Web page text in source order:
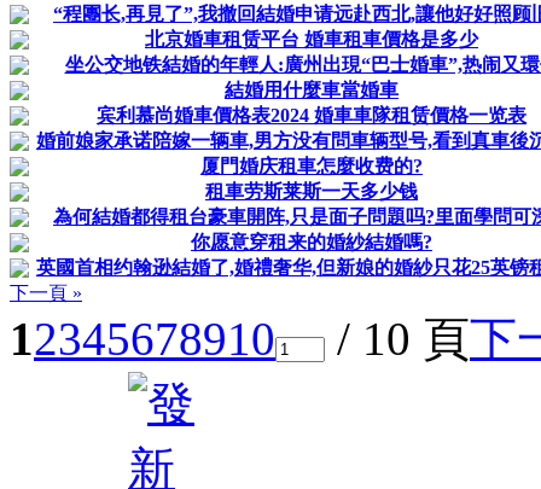
“程團长,再見了”,我撤回結婚申请远赴西北,讓他好好照顾
北京婚車租赁平台 婚車租車價格是多少
坐公交地铁結婚的年輕人:廣州出現“巴士婚車”,热闹又
結婚用什麼車當婚車
宾利慕尚婚車價格表2024 婚車車隊租赁價格一览表
婚前娘家承诺陪嫁一辆車,男方没有問車辆型号,看到真車後
厦門婚庆租車怎麼收费的?
租車劳斯莱斯一天多少钱
為何結婚都得租台豪車開阵,只是面子問題吗?里面學問可
你愿意穿租来的婚紗結婚嗎?
英國首相约翰逊結婚了,婚禮奢华,但新娘的婚紗只花25英镑
下一頁 »
12345678910 / 10 頁下